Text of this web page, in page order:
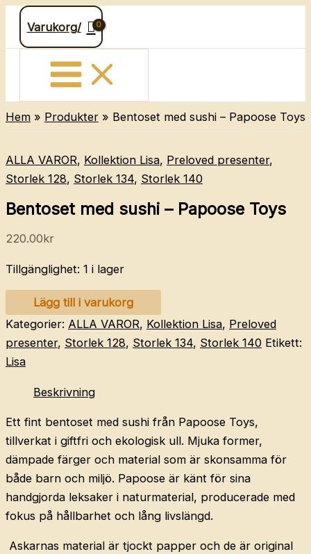
Hoppa
innehåll
Varukorg/
Hem Produkter Bentoset med sushi – Papoose Toys
ALLA VAROR, Kollektion Lisa, Preloved presenter,
Storlek 128, Storlek 134, Storlek 140
Bentoset med sushi – Papoose Toys
220.00kr
Tillgänglighet: 1 i lager
Bentoset
med
–
Lägg till i varukorg
Kategorier: ALLA VAROR, Kollektion Lisa, Preloved
presenter, Storlek 128, Storlek 134, Storlek 140 Etikett:
Lisa
Beskrivning
Ett fint bentoset med sushi från Papoose Toys,
tillverkat i giftfri och ekologisk ull. Mjuka former,
dämpade färger och material som är skonsamma för
både barn och miljö. Papoose är känt för sina
handgjorda leksaker i naturmaterial, producerade med
fokus på hållbarhet och lång livslängd.
Askarnas material är tjockt papper och de är original